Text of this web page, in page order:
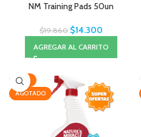
NM Training Pads 50un
$19.860 $14.300
AGREGAR AL CARRITO
-23%
AGOTADO